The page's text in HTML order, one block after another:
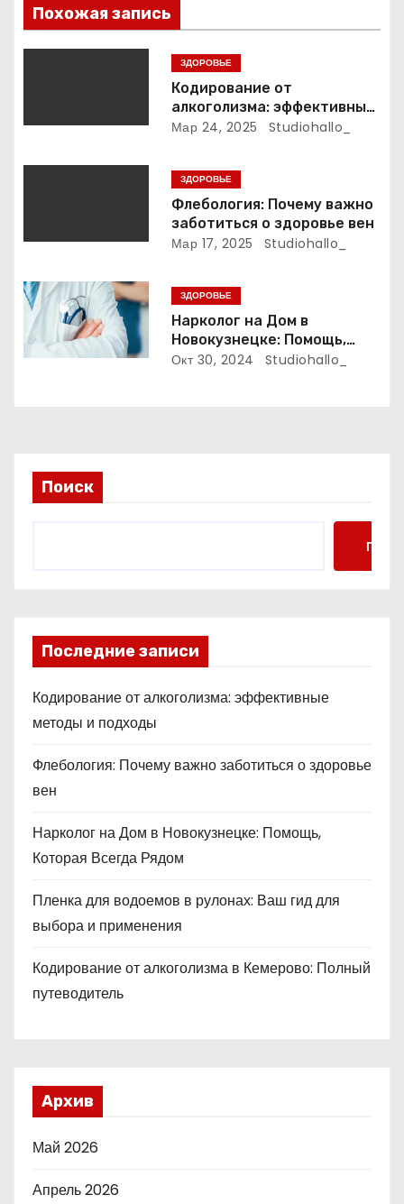
п
о
а
п
с
я
м
Похожая запись
ЗДОРОВЬЕ
Кодирование от
алкоголизма: эффективные
методы и подходы
Мар 24, 2025 Studiohallo_
ЗДОРОВЬЕ
Флебология: Почему важно
заботиться о здоровье вен
Мар 17, 2025 Studiohallo_
ЗДОРОВЬЕ
Нарколог на Дом в
Новокузнецке: Помощь,
Которая Всегда Рядом
Окт 30, 2024 Studiohallo_
Поиск
Поиск
Последние записи
Кодирование от алкоголизма: эффективные
методы и подходы
Флебология: Почему важно заботиться о здоровье
вен
Нарколог на Дом в Новокузнецке: Помощь,
Которая Всегда Рядом
Пленка для водоемов в рулонах: Ваш гид для
выбора и применения
Кодирование от алкоголизма в Кемерово: Полный
путеводитель
Архив
Май 2026
Апрель 2026